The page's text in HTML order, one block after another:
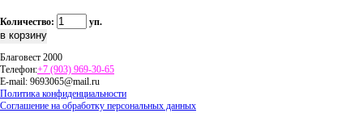
Количество: уп.
Благовест 2000
Телефон:+7 (903) 969-30-65
E-mail: 9693065@mail.ru
Политика конфиденциальности
Соглашение на обработку персональных данных